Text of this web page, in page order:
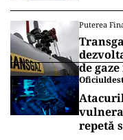
Puterea
de
repetă